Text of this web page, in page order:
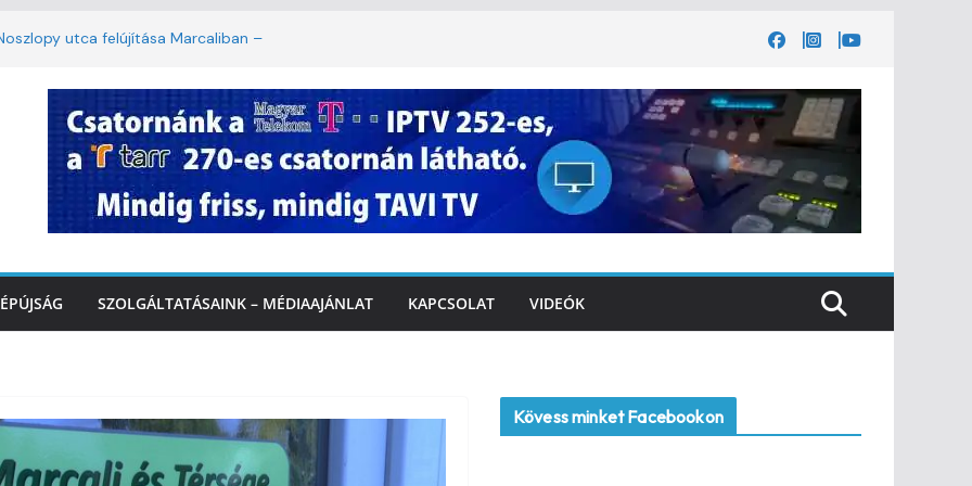
utca felújítása Marcaliban –
lakossági felháborodást váltott ki a
Marcaliban – VIDEÓ
a Balatonnál – az első félidő végén
SZOLGÁLTATÁSAINK – MÉDIAAJÁNLAT KAPCSOLAT VIDEÓK
Kövess minket Facebookon